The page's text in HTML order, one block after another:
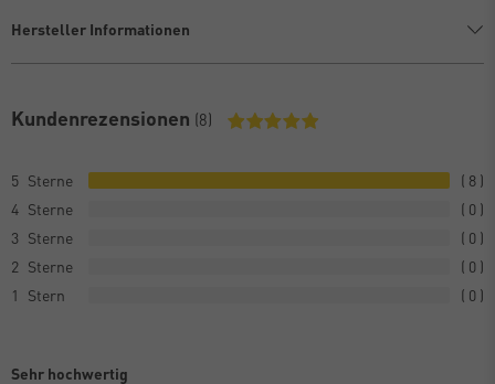
Hersteller Informationen
Kundenrezensionen (8)
5
8
4
0
3
0
2
0
1
0
Sehr hochwertig